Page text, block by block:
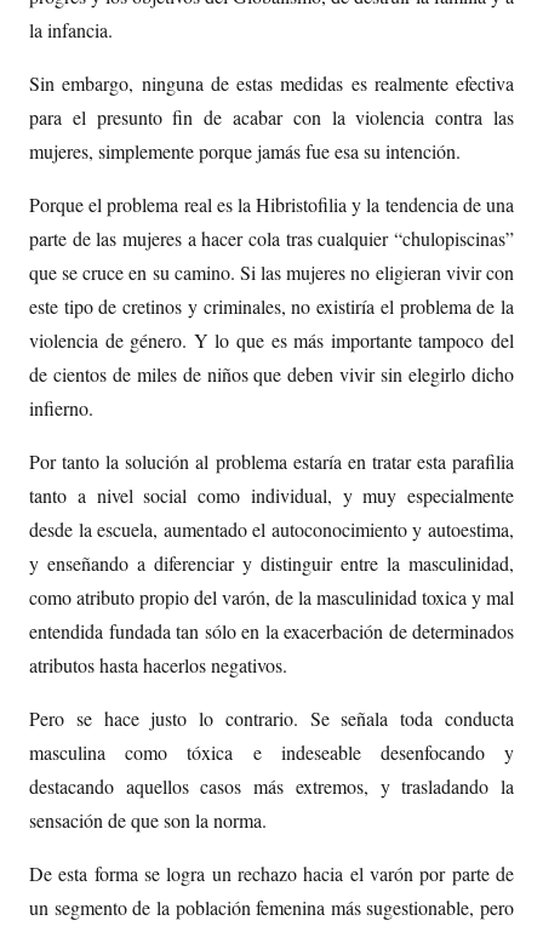
la infancia.
Sin embargo, ninguna de estas medidas es realmente efectiva
para el presunto fin de acabar con la violencia contra las
mujeres, simplemente porque jamás fue esa su intención.
Porque el problema real es la Hibristofilia y la tendencia de una
parte de las mujeres a hacer cola tras cualquier “chulopiscinas”
que se cruce en su camino. Si las mujeres no eligieran vivir con
este tipo de cretinos y criminales, no existiría el problema de la
violencia de género. Y lo que es más importante tampoco del
de cientos de miles de niños que deben vivir sin elegirlo dicho
infierno.
Por tanto la solución al problema estaría en tratar esta parafilia
tanto a nivel social como individual, y muy especialmente
desde la escuela, aumentado el autoconocimiento y autoestima,
y enseñando a diferenciar y distinguir entre la masculinidad,
como atributo propio del varón, de la masculinidad toxica y mal
entendida fundada tan sólo en la exacerbación de determinados
atributos hasta hacerlos negativos.
Pero se hace justo lo contrario. Se señala toda conducta
masculina como tóxica e indeseable desenfocando y
destacando aquellos casos más extremos, y trasladando la
sensación de que son la norma.
De esta forma se logra un rechazo hacia el varón por parte de
un segmento de la población femenina más sugestionable, pero